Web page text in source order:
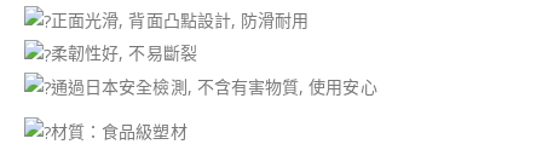
正面光滑, 背面凸點設計, 防滑耐用
柔韌性好, 不易斷裂
通過日本安全檢測, 不含有害物質, 使用安心
材質：食品級塑材